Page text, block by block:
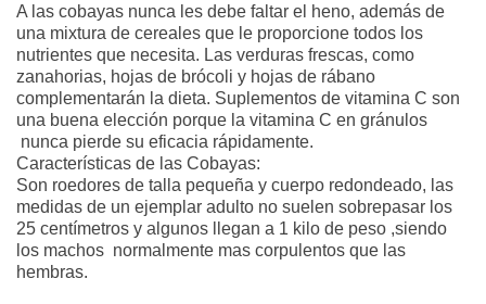
A las cobayas nunca les debe faltar el heno, además de
una mixtura de cereales que le proporcione todos los
nutrientes que necesita. Las verduras frescas, como
zanahorias, hojas de brócoli y hojas de rábano
complementarán la dieta. Suplementos de vitamina C son
una buena elección porque la vitamina C en gránulos
nunca pierde su eficacia rápidamente.
Características de las Cobayas:
Son roedores de talla pequeña y cuerpo redondeado, las
medidas de un ejemplar adulto no suelen sobrepasar los
25 centímetros y algunos llegan a 1 kilo de peso ,siendo
los machos normalmente mas corpulentos que las
hembras.